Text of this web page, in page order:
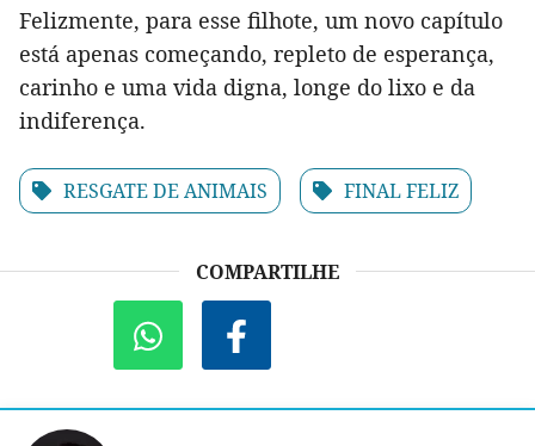
Felizmente, para esse filhote, um novo capítulo
está apenas começando, repleto de esperança,
carinho e uma vida digna, longe do lixo e da
indiferença.
RESGATE DE ANIMAIS FINAL FELIZ
COMPARTILHE